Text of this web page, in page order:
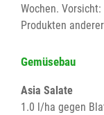
Wochen.
Produkten
Gemüsebau
Asia Salate
1.0 l/ha gegen